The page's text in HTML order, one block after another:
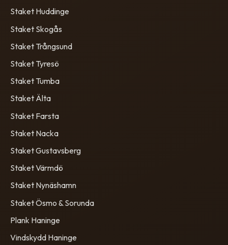
Staket Huddinge
Staket Skogås
Staket Trångsund
Staket Tyresö
Staket Tumba
Staket Älta
Staket Farsta
Staket Nacka
Staket Gustavsberg
Staket Värmdö
Staket Nynäshamn
Staket Ösmo & Sorunda
Plank Haninge
Vindskydd Haninge